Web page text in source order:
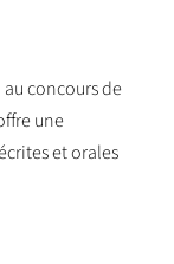
concours de
une
et orales